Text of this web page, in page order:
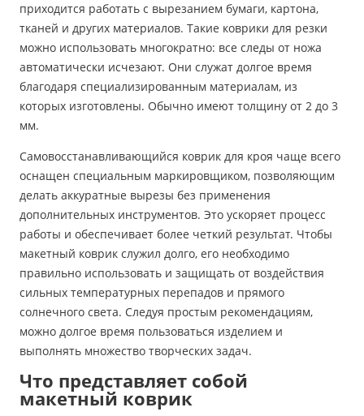
приходится работать с вырезанием бумаги, картона,
тканей и других материалов. Такие коврики для резки
можно использовать многократно: все следы от ножа
автоматически исчезают. Они служат долгое время
благодаря специализированным материалам, из
которых изготовлены. Обычно имеют толщину от 2 до 3
мм.
Самовосстанавливающийся коврик для кроя чаще всего
оснащен специальным маркировщиком, позволяющим
делать аккуратные вырезы без применения
дополнительных инструментов. Это ускоряет процесс
работы и обеспечивает более четкий результат. Чтобы
макетный коврик служил долго, его необходимо
правильно использовать и защищать от воздействия
сильных температурных перепадов и прямого
солнечного света. Следуя простым рекомендациям,
можно долгое время пользоваться изделием и
выполнять множество творческих задач.
Что представляет собой
макетный коврик